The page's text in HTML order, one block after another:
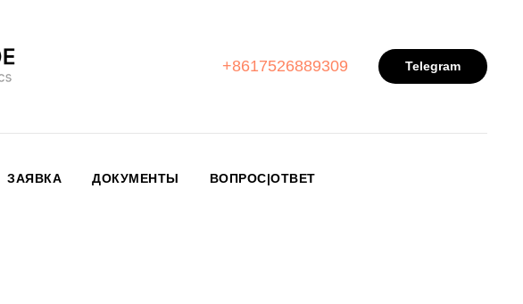
+8617526889309 Telegram
ЗАЯВКА ДОКУМЕНТЫ ВОПРОС|ОТВЕТ